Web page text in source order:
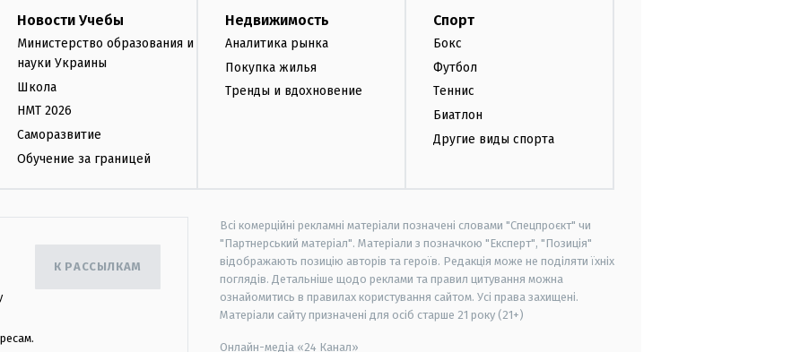
Новости Учебы
Министерство образования и
науки Украины
Школа
НМТ 2026
Саморазвитие
Обучение за границей
Недвижимость
Аналитика рынка
Покупка жилья
Тренды и вдохновение
Спорт
Бокс
Футбол
Теннис
Биатлон
Другие виды спорта
К РАССЫЛКАМ
Всі комерційні рекламні матеріали позначені словами "Спецпроєкт" чи
"Партнерський матеріал". Матеріали з позначкою "Експерт", "Позиція"
відображають позицію авторів та героїв. Редакція може не поділяти їхніх
поглядів. Детальніше щодо реклами та правил цитування можна
ознайомитись в правилах користування сайтом. Усі права захищені.
Матеріали сайту призначені для осіб старше 21 року (21+)
Онлайн-медіа «24 Канал»